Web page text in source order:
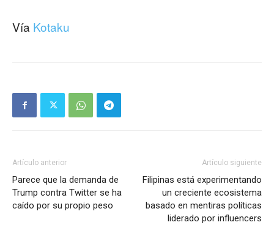
Vía Kotaku
Artículo anterior
Parece que la demanda de
Trump contra Twitter se ha
caído por su propio peso
Artículo siguiente
Filipinas está experimentando
un creciente ecosistema
basado en mentiras políticas
liderado por influencers